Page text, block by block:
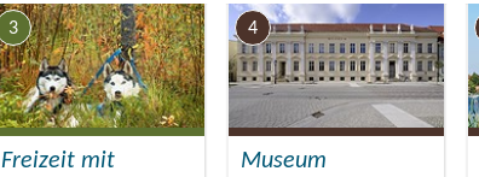
3
Freizeit mit
4
Museum